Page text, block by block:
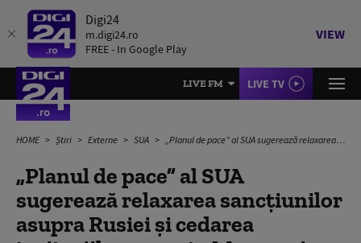
Digi24
m.digi24.ro
FREE - In Google Play
VIEW
LIVE FM LIVE TV
HOME Știri Externe SUA „Planul de pace” al SUA sugerează relaxarea sancțiunilor asupra Rusiei și cedarea teritoriilor ocupate Moscovei (Bloomberg)
„Planul de pace” al SUA
sugerează relaxarea sancțiunilor
asupra Rusiei și cedarea